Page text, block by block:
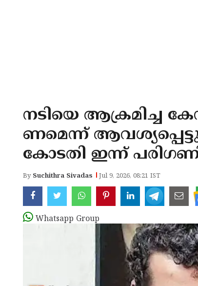
നടിയെ ആക്രമിച്ച
ണമെന്ന്
കോടതി ഇന്ന്
By Suchithra Sivadas Jul 9, 2026, 08:21 IST
Whatsapp Group